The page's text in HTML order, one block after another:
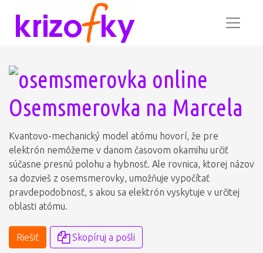
Osemsmerovka na Marcela
Kvantovo-mechanický model atómu hovorí, že pre
elektrón nemôžeme v danom časovom okamihu určiť
súčasne presnú polohu a hybnosť. Ale rovnica, ktorej názov
sa dozvieš z osemsmerovky, umožňuje vypočítať
pravdepodobnosť, s akou sa elektrón vyskytuje v určitej
oblasti atómu.
Riešiť Skopíruj a pošli